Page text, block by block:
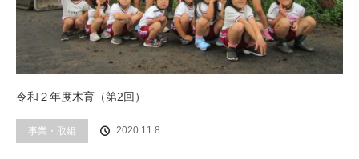
令和２年度木育（第2回）
事業・取組 2020.11.8